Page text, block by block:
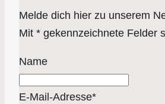
Melde dich hier zu unserem
Mit * gekennzeichnete Felder
Name
E-Mail-Adresse*